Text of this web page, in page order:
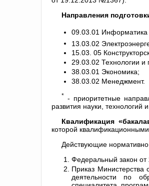
Направления
09.03.01 Информатика
13.03.02
15.03. 05
29.03.02 Технологии и
38.03.01 Экономика;
38.03.02 Менеджмент.
* - приоритетные
развития науки, технологий
Квалификация
которой
Действующие
Федеральный закон
Приказ
деятельности по